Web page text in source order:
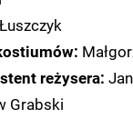
reżysera:
Grabski